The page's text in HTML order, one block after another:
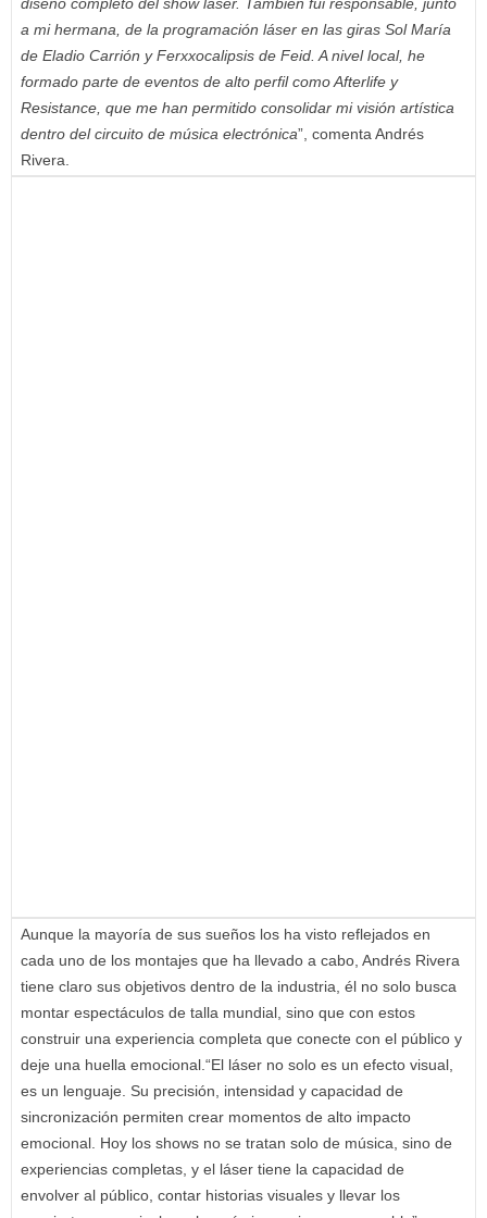
a mi hermana, de la programación láser en las giras Sol María
de Eladio Carrión y Ferxxocalipsis de Feid. A nivel local, he
formado parte de eventos de alto perfil como Afterlife y
Resistance, que me han permitido consolidar mi visión artística
dentro del circuito de música electrónica”, comenta Andrés
Rivera.
Aunque la mayoría de sus sueños los ha visto reflejados en
cada uno de los montajes que ha llevado a cabo, Andrés Rivera
tiene claro sus objetivos dentro de la industria, él no solo busca
montar espectáculos de talla mundial, sino que con estos
construir una experiencia completa que conecte con el público y
deje una huella emocional.“El láser no solo es un efecto visual,
es un lenguaje. Su precisión, intensidad y capacidad de
sincronización permiten crear momentos de alto impacto
emocional. Hoy los shows no se tratan solo de música, sino de
experiencias completas, y el láser tiene la capacidad de
envolver al público, contar historias visuales y llevar los